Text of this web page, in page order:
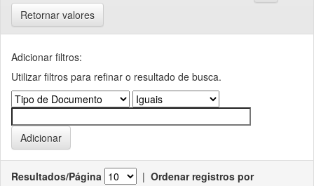
Retornar valores
Adicionar filtros:
Utilizar filtros para refinar o resultado de busca.
Resultados/Página | Ordenar registros por